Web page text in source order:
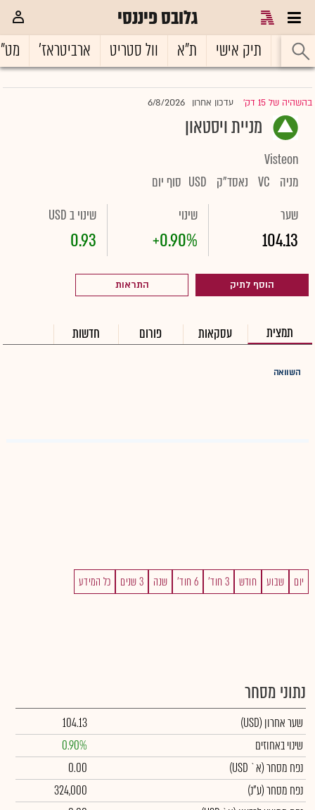
גלובס פיננסי
ראשי תיק אישי ת"א וול סטריט ארביטראז'
בהשהיה של 15 דק' |עדכון אחרון 6/8/2026
מניית ויסטאון
Visteon
מניה
VC נאסד"ק USD סוף יום
שער
104.13
שינוי
+0.90%
שינוי ב USD
0.93
הוסף לתיק התראות
תמצית עסקאות פורום חדשות
השוואה
יום שבוע חודש 3 חוד' 6 חוד' שנה 3 שנים כל המידע
נתוני מסחר
שער אחרון (USD)
104.13
שינוי באחוזים
0.90%
נפח מסחר(א` USD)
0.00
נפח מסחר(ע"נ)
324,000